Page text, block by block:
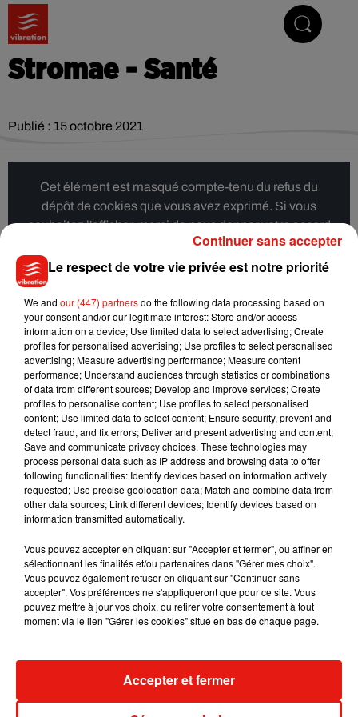
Stromae - Santé
Publié : 15 octobre 2021
Cet élément est masqué compte-tenu du refus du
dépôt de cookies que vous avez exprimé. Si vous
souhaitez l'afficher, merci de nous donner votre accord
en cliquant sur le bouton ci-dessous.
Musique
5 août 2026
Benny Blanco invite Selena Gomez et
Becky G sur son nouveau single
4 août 2026
Tiny Desk
live session
Le respect de votre vie privée est notre priorité
We and our (447) partnersdo the following data processing based on
your consent and/or our legitimate interest: Store and/or access
information on a device; Use limited data to select advertising; Create
profiles for personalised advertising; Use profiles to select personalised
advertising; Measure advertising performance; Measure content
performance; Understand audiences through statistics or combinations
of data from different sources; Develop and improve services; Create
profiles to personalise content; Use profiles to select personalised
content; Use limited data to select content; Ensure security, prevent and
detect fraud, and fix errors; Deliver and present advertising and content;
Save and communicate privacy choices. These technologies may
process personal data such as IP address and browsing data to offer
following functionalities: Identify devices based on information actively
requested; Use precise geolocation data; Match and combine data from
other data sources; Link different devices; Identify devices based on
information transmitted automatically.
Vous pouvez accepter en cliquant sur "Accepter et fermer", ou affiner en
sélectionnant les finalités et/ou partenaires dans "Gérer mes choix".
Vous pouvez également refuser en cliquant sur "Continuer sans
accepter". Vos préférences ne s'appliqueront que pour ce site. Vous
pouvez mettre à jour vos choix, ou retirer votre consentement à tout
moment via le lien "Gérer les cookies" situé en bas de chaque page.
Accepter et fermer
Continuer sans accepter